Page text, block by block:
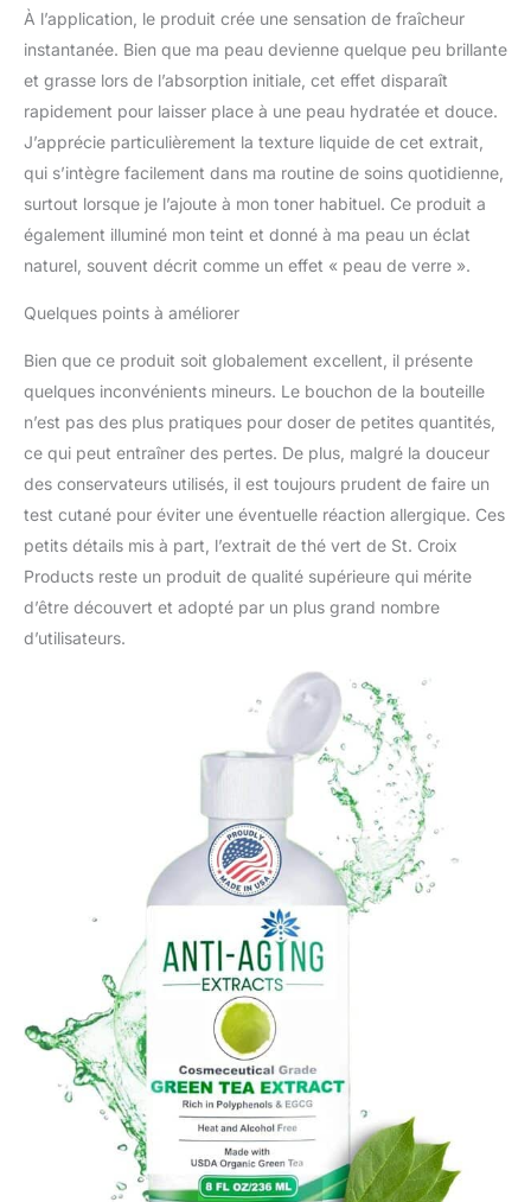
améliorez vos
expériences de
traitement avec la lumière
UV, infrarouge et rouge
avec notre extrait de thé
vert premium conçu pour
se synergie avec la
luminothérapie pour
améliorer la santé et le
rajeunissement de la
peau.
À l’application, le produit crée une sensation de fraîcheur
instantanée. Bien que ma peau devienne quelque peu brillante
et grasse lors de l’absorption initiale, cet effet disparaît
rapidement pour laisser place à une peau hydratée et douce.
J’apprécie particulièrement la texture liquide de cet extrait,
qui s’intègre facilement dans ma routine de soins quotidienne,
surtout lorsque je l’ajoute à mon toner habituel. Ce produit a
également illuminé mon teint et donné à ma peau un éclat
naturel, souvent décrit comme un effet « peau de verre ».
Quelques points à améliorer
Bien que ce produit soit globalement excellent, il présente
quelques inconvénients mineurs. Le bouchon de la bouteille
n’est pas des plus pratiques pour doser de petites quantités,
ce qui peut entraîner des pertes. De plus, malgré la douceur
des conservateurs utilisés, il est toujours prudent de faire un
test cutané pour éviter une éventuelle réaction allergique. Ces
petits détails mis à part, l’extrait de thé vert de St. Croix
Products reste un produit de qualité supérieure qui mérite
d’être découvert et adopté par un plus grand nombre
d’utilisateurs.